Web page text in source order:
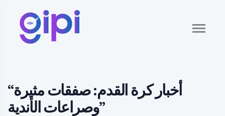
“أخبار كرة القدم: صفقات مثيرة
وصراعات الأندية”